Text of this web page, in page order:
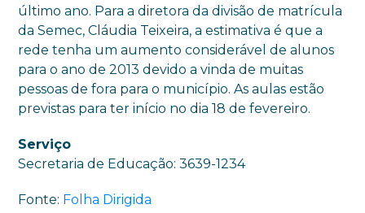
último ano. Para a diretora da divisão de matrícula
da Semec, Cláudia Teixeira, a estimativa é que a
rede tenha um aumento considerável de alunos
para o ano de 2013 devido a vinda de muitas
pessoas de fora para o município. As aulas estão
previstas para ter início no dia 18 de fevereiro.
Serviço
Secretaria de Educação: 3639-1234
Fonte: Folha Dirigida